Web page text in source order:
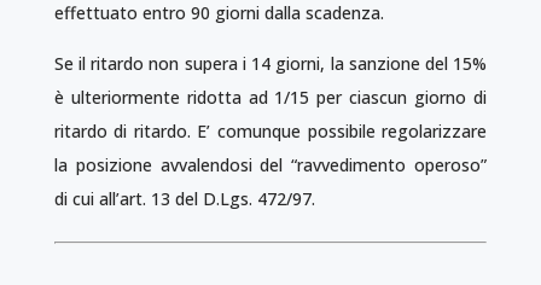
effettuato entro 90 giorni dalla scadenza.
Se il ritardo non supera i 14 giorni, la sanzione del 15%
è ulteriormente ridotta ad 1/15 per ciascun giorno di
ritardo di ritardo. E’ comunque possibile regolarizzare
la posizione avvalendosi del “ravvedimento operoso”
di cui all’art. 13 del D.Lgs. 472/97.